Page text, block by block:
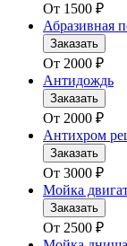
От 1500 ₽
Абразивная
Заказать
От 2000 ₽
Антидождь
Заказать
От 2000 ₽
Антихром
Заказать
От 3000 ₽
Мойка
Заказать
От 2500 ₽